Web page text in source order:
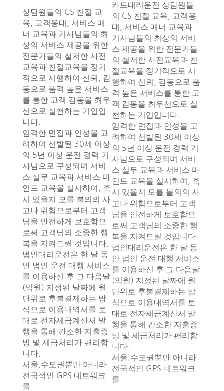
상담원들의 CS 친절 교
육, 고객응대, 서비스 매
너 교육과 기사님들의 최
상의 서비스 제공을 위한
전문가들의 철저한 사전
교육과 친절교육을 정기
적으로 시행하여 신뢰, 감
동으로 품격 높은 서비스
를 통한 고객 감동을 최우
선으로 실천하는 기업입
니다.
엄격한 면접과 인성을 고
려하여 선발된 30세 이상
의 5년 이상 운전 경력 기
사님으로 구성되며 서비
스 실무 교육과 서비스 마
인드 교육을 실시하여, 혹
시 있을지 모를 불의의 사
고나 위험으로부터 고객
님을 안전하게 보호함으
로써 고객님의 소중한 행
복을 지켜드릴 것입니다.
법인대리운전은 한 달 동
안 법인 운전 대행 서비스
를 이용하신 후 그 다음달
(익월) 지정된 날짜에 월
단위로 후불결제하는 방
식으로 이용내역서를 토
대로 전자세금계산서 발
행을 통해 간소한 지출증
빙 및 세금처리가 편리합
니다.
서울,수도권뿐만 아니라
전국적인 GPS 네트워크
를
카드대리운전 상담원들
의 CS 친절 교육, 고객응
대, 서비스 매너 교육과
기사님들의 최상의 서비
스 제공을 위한 전문가들
의 철저한 사전교육과 친
절교육을 정기적으로 시
행하여 신뢰, 감동으로 품
격 높은 서비스를 통한 고
객 감동을 최우선으로 실
천하는 기업입니다.
엄격한 면접과 인성을 고
려하여 선발된 30세 이상
의 5년 이상 운전 경력 기
사님으로 구성되며 서비
스 실무 교육과 서비스 마
인드 교육을 실시하여, 혹
시 있을지 모를 불의의 사
고나 위험으로부터 고객
님을 안전하게 보호함으
로써 고객님의 소중한 행
복을 지켜드릴 것입니다.
법인대리운전은 한 달 동
안 법인 운전 대행 서비스
를 이용하신 후 그 다음달
(익월) 지정된 날짜에 월
단위로 후불결제하는 방
식으로 이용내역서를 토
대로 전자세금계산서 발
행을 통해 간소한 지출증
빙 및 세금처리가 편리합
니다.
서울,수도권뿐만 아니라
전국적인 GPS 네트워크
를